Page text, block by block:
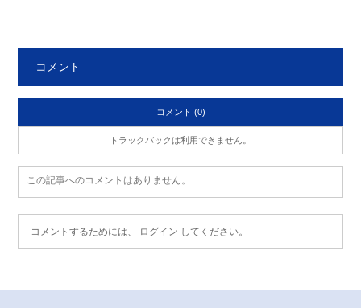
コメント
コメント (0)
トラックバックは利用できません。
この記事へのコメントはありません。
コメントするためには、 ログイン してください。